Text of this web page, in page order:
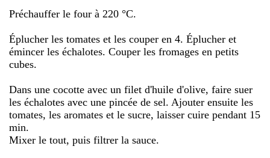
Préchauffer le four à 220 °C.
Éplucher les tomates et les couper en 4. Éplucher et
émincer les échalotes. Couper les fromages en petits
cubes.
Dans une cocotte avec un filet d'huile d'olive, faire suer
les échalotes avec une pincée de sel. Ajouter ensuite les
tomates, les aromates et le sucre, laisser cuire pendant 15
min.
Mixer le tout, puis filtrer la sauce.